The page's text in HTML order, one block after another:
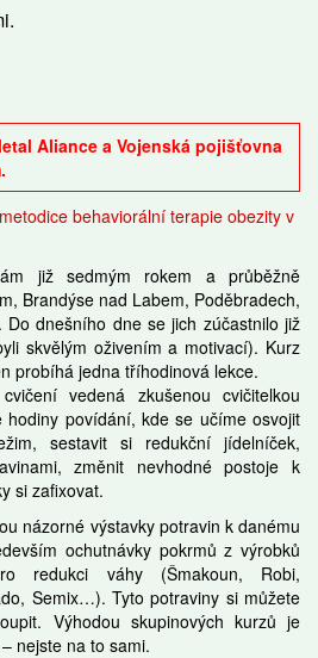
Aliance a Vojenská pojišťovna
behaviorální terapie obezity v
již sedmým rokem a průběžně
Brandýse nad Labem, Poděbradech,
Do dnešního dne se jich zúčastnilo již
skvělým oživením a motivací). Kurz
probíhá jedna tříhodinová lekce.
vedená zkušenou cvičitelkou
hodiny povídání, kde se učíme osvojit
sestavit si redukční jídelníček,
změnit nevhodné postoje k
si zafixovat.
názorné výstavky potravin k danému
ochutnávky pokrmů z výrobků
redukci váhy (Šmakoun, Robi,
Semix…). Tyto potraviny si můžete
Výhodou skupinových kurzů je
nejste na to sami.